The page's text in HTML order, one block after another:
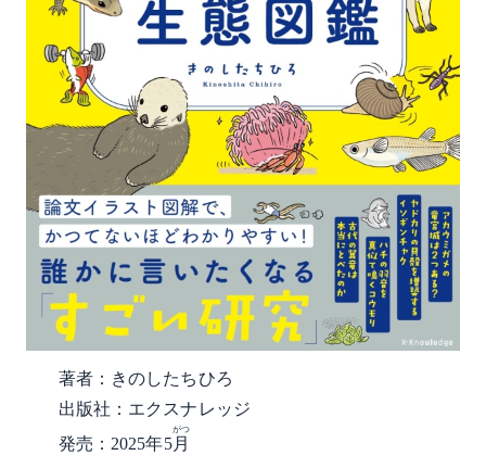
著者：きのしたちひろ
出版社：エクスナレッジ
発売：2025年5月
がつ